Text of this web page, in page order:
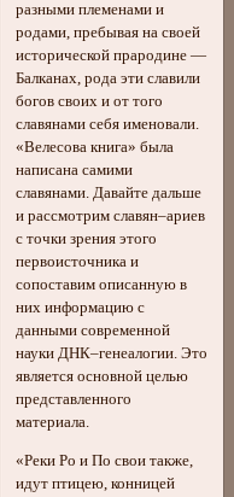
разными племенами и
родами, пребывая на своей
исторической прародине —
Балканах, рода эти славили
богов своих и от того
славянами себя именовали.
«Велесова книга» была
написана самими
славянами. Давайте дальше
и рассмотрим славян–ариев
с точки зрения этого
первоисточника и
сопоставим описанную в
них информацию с
данными современной
науки ДНК–генеалогии. Это
является основной целью
представленного
материала.
«Реки Ро и По свои также,
идут птицею, конницей